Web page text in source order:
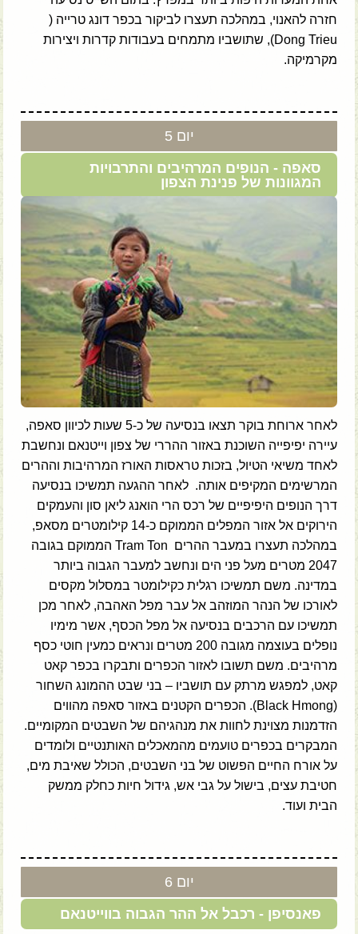
חזרה להאנוי, במהלכה תעצרו לביקור בכפר דונג טרייה (
Dong Trieu), שתושביו מתמחים בעבודות קדרות ויצירות
מקרמיקה.
סאפה - הנופים המרהיבים והתרבויות
המגוונות של פנינת הצפון
יום 5
לאחר ארוחת בוקר תצאו בנסיעה של כ-5 שעות לכיוון סאפה,
עיירה יפיפייה השוכנת באזור ההררי של צפון וייטנאם ונחשבת
לאחד משיאי הטיול, בזכות טראסות האורז המרהיבות וההרים
המרשימים המקיפים אותה. לאחר ההגעה תמשיכו בנסיעה
דרך הנופים היפיפיים של רכס הרי הואנג ליאן סון והעמקים
הירוקים אל אזור המפלים הממוקם כ-14 קילומטרים מסאפ,
במהלכה תעצרו במעבר ההרים Tram Ton הממוקם בגובה
2047 מטרים מעל פני הים ונחשב למעבר הגבוה ביותר
במדינה. משם תמשיכו רגלית כקילומטר במסלול מקסים
לאורכו של הנהר המוזהב אל עבר מפל האהבה, לאחר מכן
תמשיכו עם הרכבים בנסיעה אל מפל הכסף, אשר מימיו
נופלים בעוצמה מגובה 200 מטרים ונראים כמעין חוטי כסף
מרהיבים. משם תשובו לאזור הכפרים ותבקרו בכפר קאט
קאט, למפגש מרתק עם תושביו – בני שבט ההמונג השחור
(Black Hmong). הכפרים הקטנים באזור סאפה מהווים
הזדמנות מצוינת לחוות את מנהגיהם של השבטים המקומיים.
המבקרים בכפרים טועמים מהמאכלים האותנטיים ולומדים
על אורח החיים הפשוט של בני השבטים, הכולל שאיבת מים,
חטיבת עצים, בישול על גבי אש, גידול חיות כחלק ממשק
הבית ועוד.
פאנסיפן - רכבל אל ההר הגבוה בווייטנאם
יום 6